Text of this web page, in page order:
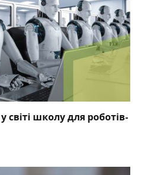
світі школу для роботів-